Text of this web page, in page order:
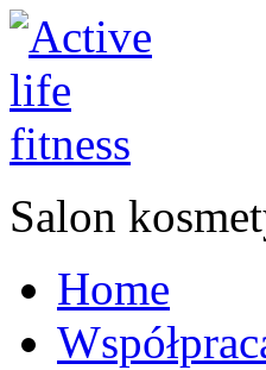
Salon
Home